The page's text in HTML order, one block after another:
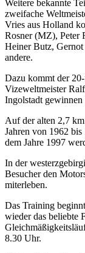
Weitere bekannte
zweifache
Vries aus Holland
Rosner (MZ), Peter
Heiner Butz,
andere.
Dazu kommt der
Vizeweltmeister
Ingolstadt gewinnen
Auf der alten 2,7
Jahren von 1962
dem Jahre 1997
In der
Besucher den
miterleben.
Das Training
wieder das beliebte
8.30 Uhr.